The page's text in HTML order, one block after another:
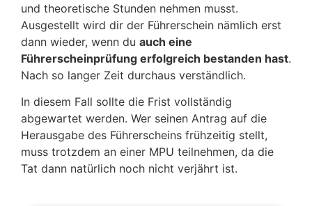
und theoretische Stunden nehmen musst.
Ausgestellt wird dir der Führerschein nämlich erst
dann wieder, wenn du auch eine
Führerscheinprüfung erfolgreich bestanden hast.
Nach so langer Zeit durchaus verständlich.
In diesem Fall sollte die Frist vollständig
abgewartet werden. Wer seinen Antrag auf die
Herausgabe des Führerscheins frühzeitig stellt,
muss trotzdem an einer MPU teilnehmen, da die
Tat dann natürlich noch nicht verjährt ist.